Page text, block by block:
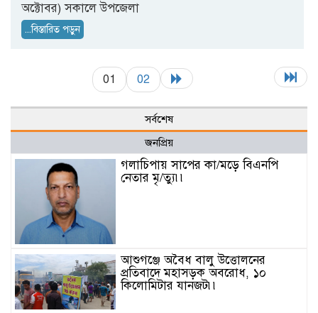
অক্টোবর) সকালে উপজেলা
...বিস্তারিত পড়ুন
01 02
সর্বশেষ
জনপ্রিয়
গলাচিপায় সাপের কা/মড়ে বিএনপি
নেতার মৃ/ত্যু৷৷
আশুগঞ্জে অবৈধ বালু উত্তোলনের
প্রতিবাদে মহাসড়ক অবরোধ, ১০
কিলোমিটার যানজট৷৷